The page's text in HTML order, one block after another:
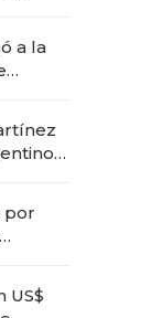
a la
por
US$